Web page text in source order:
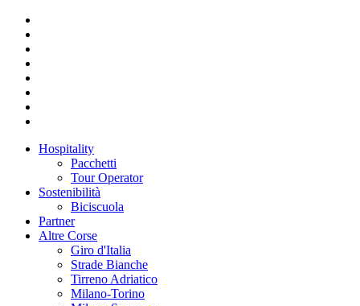
Hospitality
Pacchetti
Tour Operator
Sostenibilità
Biciscuola
Partner
Altre Corse
Giro d'Italia
Strade Bianche
Tirreno Adriatico
Milano-Torino